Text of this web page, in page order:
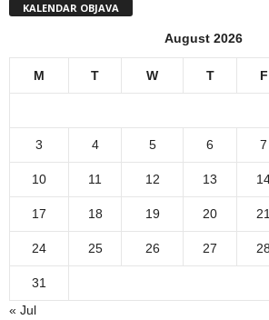
KALENDAR OBJAVA
August 2026
M T W T F
3 4 5 6 7
10 11 12 13
17 18 19 20 21
24 25 26 27 28
31
« Jul